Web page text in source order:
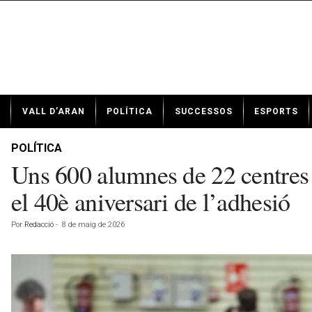
t
VALL D’ARAN POLÍTICA SUCCESSOS ESPORTS
POLÍTICA
Uns 600 alumnes de 22
el 40è aniversari de l’adhesió
Por Redacció - 8 de maig de 2026